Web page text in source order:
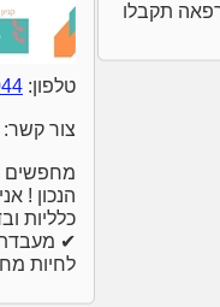
טלפון:
צור קשר:
מחפשים
הנכון !
כלליות
✔ מעבדת
לחיות
תקבלו